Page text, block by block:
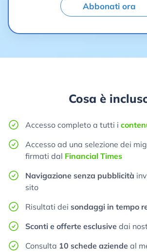
Abbonati ora
Cosa è
Accesso completo a tutti i
Accesso ad una selezione dei
firmati dal Financial Times
Navigazione senza pubblicità
sito
Risultati dei sondaggi in tempo
Sconti e offerte esclusive dai
Consulta 10 schede aziende al